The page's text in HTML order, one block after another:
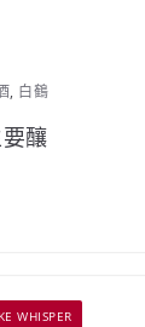
, 白鶴
釀
WHISPER